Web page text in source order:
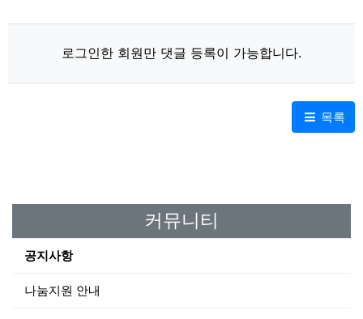
로그인한 회원만 댓글 등록이 가능합니다.
목록
커뮤니티
공지사항
나눔지원 안내